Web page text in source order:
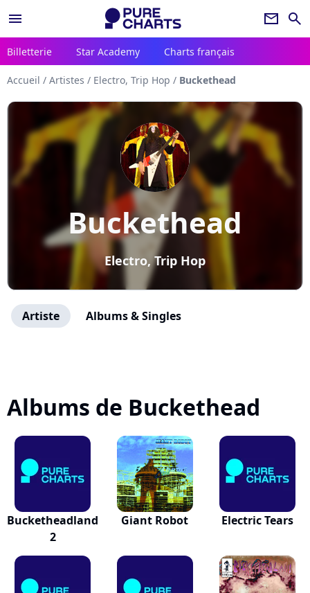
menu newsletter search
Billetterie Star Academy Charts français
Accueil / Artistes / Electro, Trip Hop / Buckethead
Buckethead
Electro, Trip Hop
Artiste Albums & Singles
Albums de Buckethead
Bucketheadland
2
Giant Robot Electric Tears